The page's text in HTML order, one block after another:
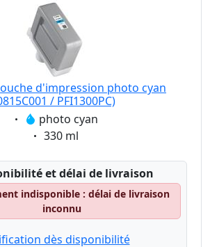
d'impression photo cyan
/ PFI1300PC)
Eigenschaft:
photo cyan
Eigenschaft:
330 ml
et délai de livraison
indisponible : délai de livraison
inconnu
dès disponibilité